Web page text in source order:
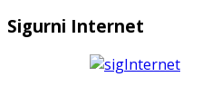
Sigurni Internet